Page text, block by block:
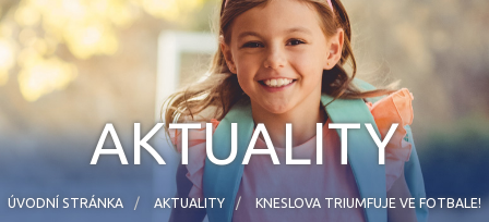
AKTUALITY
ÚVODNÍ STRÁNKA AKTUALITY KNESLOVA TRIUMFUJE VE FOTBALE!